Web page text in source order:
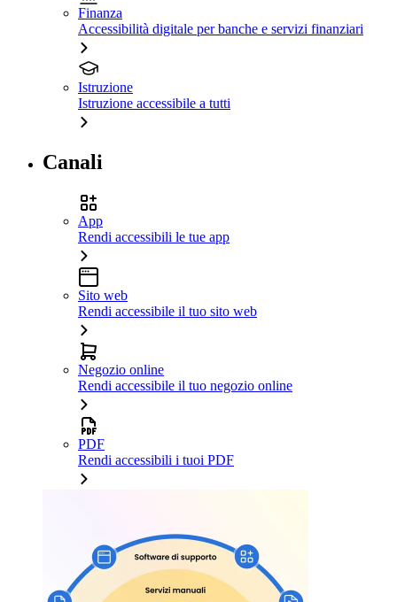
Finanza
Accessibilità digitale per banche e servizi finanziari
Istruzione
Istruzione accessibile a tutti
Canali
App
Rendi accessibili le tue app
Sito web
Rendi accessibile il tuo sito web
Negozio online
Rendi accessibile il tuo negozio online
PDF
Rendi accessibili i tuoi PDF